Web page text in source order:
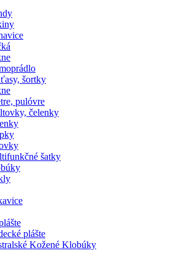
šortky
pulóvre
čelenky
šatky
plášte
Kožené Klobúky